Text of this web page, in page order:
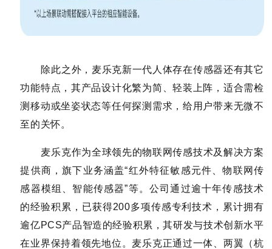
除此之外，麦乐克新一代人体存在传感器还有其它
功能特点，其产品设计化繁为简、轻装上阵，适合需检
测移动或坐姿状态等任何探测需求，给用户带来无微不
至的关怀。
麦乐克作为全球领先的物联网传感技术及解决方案
提供商，旗下业务涵盖“红外特征敏感元件、物联网传
感器模组、智能传感器”等。公司通过逾十年传感技术
的经验积累，已获得200多项传感专利技术，累计拥有
逾亿PCS产品智造的经验积累，其研发与技术创新水平
在业界保持着领先地位。麦乐克正通过一体、两翼（杭